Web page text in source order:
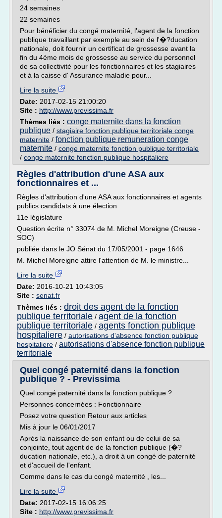
24 semaines
22 semaines
Pour bénéficier du congé maternité, l'agent de la fonction
publique travaillant par exemple au sein de l'�?ducation
nationale, doit fournir un certificat de grossesse avant la
fin du 4ème mois de grossesse au service du personnel
de sa collectivité pour les fonctionnaires et les stagiaires
et à la caisse d' Assurance maladie pour...
Lire la suite
Date: 2017-02-15 21:00:20
Site : http://www.previssima.fr
Thèmes liés : conge maternite dans la fonction
publique / stagiaire fonction publique territoriale conge
maternite / fonction publique remuneration conge
maternite / conge maternite fonction publique territoriale
/ conge maternite fonction publique hospitaliere
Règles d'attribution d'une ASA aux
fonctionnaires et ...
Règles d'attribution d'une ASA aux fonctionnaires et agents
publics candidats à une élection
11e législature
Question écrite n° 33074 de M. Michel Moreigne (Creuse -
SOC)
publiée dans le JO Sénat du 17/05/2001 - page 1646
M. Michel Moreigne attire l'attention de M. le ministre...
Lire la suite
Date: 2016-10-21 10:43:05
Site : senat.fr
Thèmes liés : droit des agent de la fonction
publique territoriale / agent de la fonction
publique territoriale / agents fonction publique
hospitaliere / autorisations d'absence fonction publique
hospitaliere / autorisations d'absence fonction publique
territoriale
Quel congé paternité dans la fonction
publique ? - Previssima
Quel congé paternité dans la fonction publique ?
Personnes concernées : Fonctionnaire
Posez votre question Retour aux articles
Mis à jour le 06/01/2017
Après la naissance de son enfant ou de celui de sa
conjointe, tout agent de de la fonction publique (�?
ducation nationale, etc.), a droit à un congé de paternité
et d'accueil de l'enfant.
Comme dans le cas du congé maternité , les...
Lire la suite
Date: 2017-02-15 16:06:25
Site : http://www.previssima.fr